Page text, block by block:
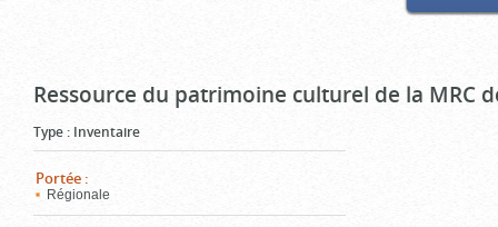
Ressource du patrimoine culturel de la MRC
Type : Inventaire
Portée :
Régionale